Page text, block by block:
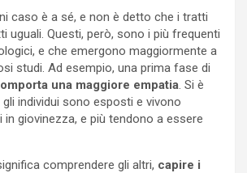
caso è a sé, e non è detto che i tratti
uguali. Questi, però, sono i più frequenti
e che emergono maggiormente a
studi. Ad esempio, una prima fase di
una maggiore empatia. Si è
individui sono esposti e vivono
in giovinezza, e più tendono a essere
comprendere gli altri, capire i